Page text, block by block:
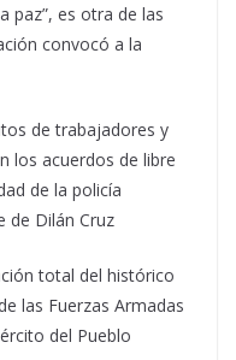
paz”, es otra de las
convocó a la
de trabajadores y
los acuerdos de libre
de la policía
de Dilán Cruz
total del histórico
las Fuerzas Armadas
del Pueblo